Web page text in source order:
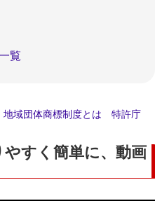
覧
地域団体商標制度とは 特許庁
すく簡単に、動画